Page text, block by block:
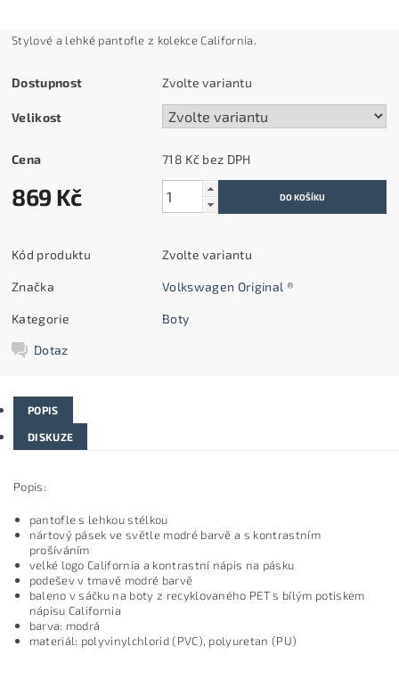
Stylové a lehké pantofle z kolekce California.
Dostupnost Zvolte variantu
Velikost
Cena 718 Kč bez DPH
869 Kč
Kód produktu Zvolte variantu
Značka Volkswagen Original ®
Kategorie Boty
Dotaz
POPIS
DISKUZE
Popis:
pantofle s lehkou stélkou
nártový pásek ve světle modré barvě a s kontrastním
prošíváním
velké logo California a kontrastní nápis na pásku
podešev v tmavě modré barvě
baleno v sáčku na boty z recyklovaného PET s bílým potiskem
nápisu California
barva: modrá
materiál: polyvinylchlorid (PVC), polyuretan (PU)